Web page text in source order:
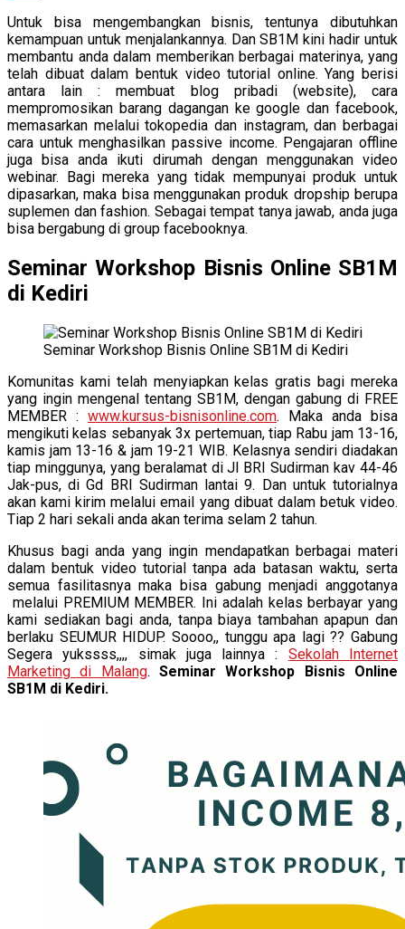
Untuk bisa mengembangkan bisnis, tentunya dibutuhkan
kemampuan untuk menjalankannya. Dan SB1M kini hadir untuk
membantu anda dalam memberikan berbagai materinya, yang
telah dibuat dalam bentuk video tutorial online. Yang berisi
antara lain : membuat blog pribadi (website), cara
mempromosikan barang dagangan ke google dan facebook,
memasarkan melalui tokopedia dan instagram, dan berbagai
cara untuk menghasilkan passive income. Pengajaran offline
juga bisa anda ikuti dirumah dengan menggunakan video
webinar. Bagi mereka yang tidak mempunyai produk untuk
dipasarkan, maka bisa menggunakan produk dropship berupa
suplemen dan fashion. Sebagai tempat tanya jawab, anda juga
bisa bergabung di group facebooknya.
Seminar Workshop Bisnis Online SB1M
di Kediri
Seminar Workshop Bisnis Online SB1M di Kediri
Komunitas kami telah menyiapkan kelas gratis bagi mereka
yang ingin mengenal tentang SB1M, dengan gabung di FREE
MEMBER : www.kursus-bisnisonline.com. Maka anda bisa
mengikuti kelas sebanyak 3x pertemuan, tiap Rabu jam 13-16,
kamis jam 13-16 & jam 19-21 WIB. Kelasnya sendiri diadakan
tiap minggunya, yang beralamat di Jl BRI Sudirman kav 44-46
Jak-pus, di Gd BRI Sudirman lantai 9. Dan untuk tutorialnya
akan kami kirim melalui email yang dibuat dalam betuk video.
Tiap 2 hari sekali anda akan terima selam 2 tahun.
Khusus bagi anda yang ingin mendapatkan berbagai materi
dalam bentuk video tutorial tanpa ada batasan waktu, serta
semua fasilitasnya maka bisa gabung menjadi anggotanya
melalui PREMIUM MEMBER. Ini adalah kelas berbayar yang
kami sediakan bagi anda, tanpa biaya tambahan apapun dan
berlaku SEUMUR HIDUP. Soooo,, tunggu apa lagi ?? Gabung
Segera yukssss,,,, simak juga lainnya : Sekolah Internet
Marketing di Malang.Seminar Workshop Bisnis Online
SB1M di Kediri.